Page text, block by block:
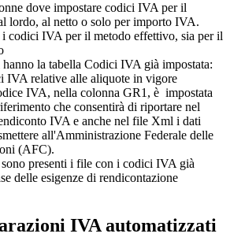
dove impostare codici IVA per il
lordo, al netto o solo per importo IVA.
i codici IVA per il metodo effettivo, sia per il
la tabella Codici IVA già impostata:
IVA relative alle aliquote in vigore
IVA, nella colonna GR1, è impostata
che consentirà di riportare nel
IVA e anche nel file Xml i dati
all'Amministrazione Federale delle
(AFC).
presenti i file con i codici IVA già
delle esigenze di rendicontazione
IVA automatizzati